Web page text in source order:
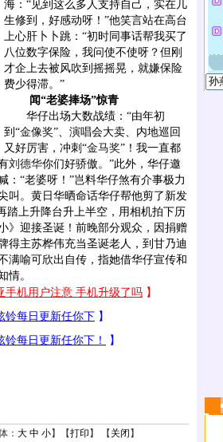
海：“见到这么多人支持自己，实在几
生修到，好感动呀！”他笑言站在高台
上心肝卜卜跳：“初时同事话帮我买了
八位数字保险，我问使不使呀？但刚
才企上去被风吹到摇摇晃，就嫌保险
费少得滞。”
闻“老婆捧场”惊青
华仔出场大数战绩：“由年初
到“金像奖”、演唱会大卖、内地巡回
又好厉害，冲刺“金马奖”！我一直都
刘德华你们好骄傲。”此外，华仔邀
：“老婆呀！”岂料华仔煞有介事极力
叫。黄日华晒命话华仔帮他剪了新发
踏上升降台升上半空，用相机拍下历
》迎接圣诞！前晚部分观众，因捐赠
得主苏桦伟充当圣诞老人，到甘乃迪
满喻可欣出自传，指她借华仔宣传和
情。
： 大 中 小】【打印 】 【 关闭 】